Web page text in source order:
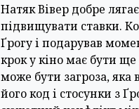
Натяк Вівер добре
підвищувати ставки.
Ґрогу і подарував
крок у кіно має бути
може бути загроза, яка
його код і стосунки з